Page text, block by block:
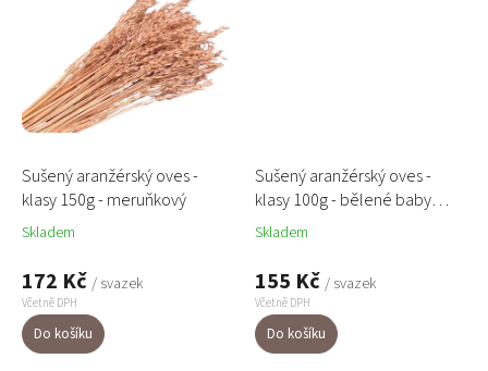
Sušený aranžérský oves -
klasy 150g - meruňkový
Skladem
172 Kč / svazek
Včetně DPH
Do košíku
Sušený aranžérský oves -
klasy 100g - bělené baby
růžové
Skladem
155 Kč / svazek
Včetně DPH
Do košíku